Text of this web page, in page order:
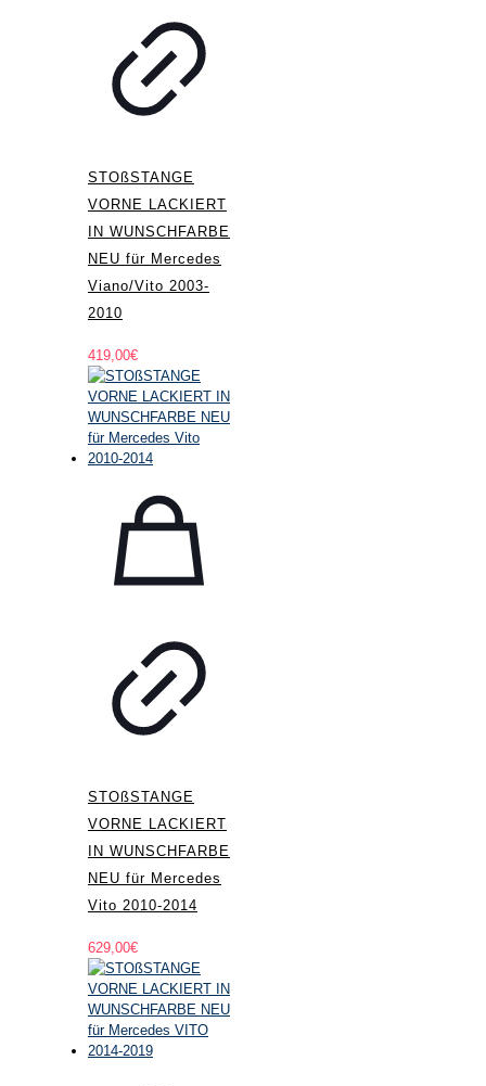
STOßSTANGE
VORNE LACKIERT
IN WUNSCHFARBE
NEU für Mercedes
Viano/Vito 2003-
2010
419,00€
STOßSTANGE
VORNE LACKIERT
IN WUNSCHFARBE
NEU für Mercedes
Vito 2010-2014
629,00€